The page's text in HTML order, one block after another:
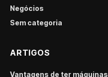
Negócios
Sem categoria
ARTIGOS
Vantagens de ter máquinas